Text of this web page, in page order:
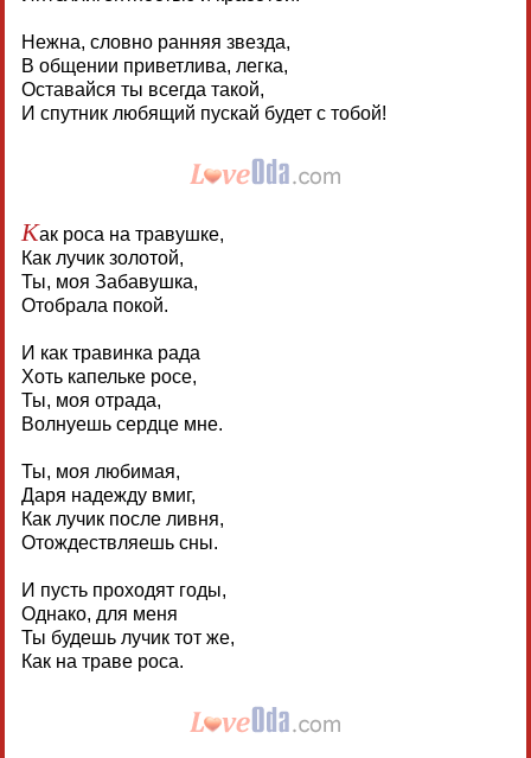
Нежна, словно ранняя звезда,
В общении приветлива, легка,
Оставайся ты всегда такой,
И спутник любящий пускай будет с тобой!
Как роса на травушке,
Как лучик золотой,
Ты, моя Забавушка,
Отобрала покой.
И как травинка рада
Хоть капельке росе,
Ты, моя отрада,
Волнуешь сердце мне.
Ты, моя любимая,
Даря надежду вмиг,
Как лучик после ливня,
Отождествляешь сны.
И пусть проходят годы,
Однако, для меня
Ты будешь лучик тот же,
Как на траве роса.